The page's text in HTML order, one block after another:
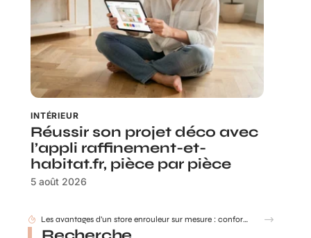
INTÉRIEUR
Réussir son projet déco avec
l’appli raffinement-et-
habitat.fr, pièce par pièce
5 août 2026
Les avantages d’un store enrouleur sur mesure : confort, design et adaptabilité